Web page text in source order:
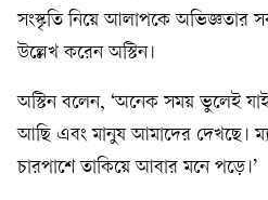
সংস্কৃতি নিয়ে আলাপকে অভিজ্ঞতার
উল্লেখ করেন অস্টিন।
অস্টিন বলেন, ‘অনেক সময় ভুলেই
আছি এবং মানুষ আমাদের দেখছে।
চারপাশে তাকিয়ে আবার মনে পড়ে।’